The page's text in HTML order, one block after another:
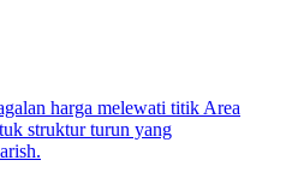
harga melewati titik Area
struktur turun yang